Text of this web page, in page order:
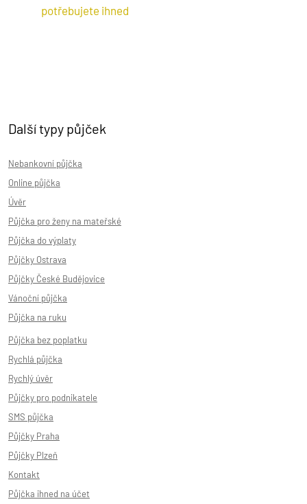
potřebujete ihned
Další typy půjček
Nebankovní půjčka
Online půjčka
Úvěr
Půjčka pro ženy na mateřské
Půjčka do výplaty
Půjčky Ostrava
Půjčky České Budějovice
Vánoční půjčka
Půjčka na ruku
Půjčka bez poplatku
Rychlá půjčka
Rychlý úvěr
Půjčky pro podnikatele
SMS půjčka
Půjčky Praha
Půjčky Plzeň
Kontakt
Půjčka ihned na účet